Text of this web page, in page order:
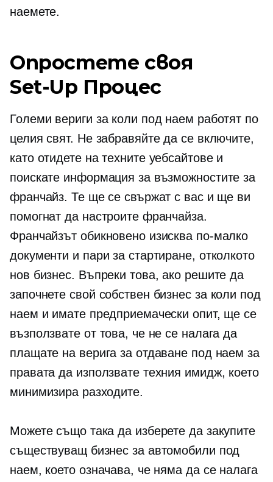
наемете.
Опростете своя
Set-Up Процес
Големи вериги за коли под наем работят по
целия свят. Не забравяйте да се включите,
като отидете на техните уебсайтове и
поискате информация за възможностите за
франчайз. Те ще се свържат с вас и ще ви
помогнат да настроите франчайза.
Франчайзът обикновено изисква по-малко
документи и пари за стартиране, отколкото
нов бизнес. Въпреки това, ако решите да
започнете свой собствен бизнес за коли под
наем и имате предприемачески опит, ще се
възползвате от това, че не се налага да
плащате на верига за отдаване под наем за
правата да използвате техния имидж, което
минимизира разходите.
Можете също така да изберете да закупите
съществуващ бизнес за автомобили под
наем, което означава, че няма да се налага